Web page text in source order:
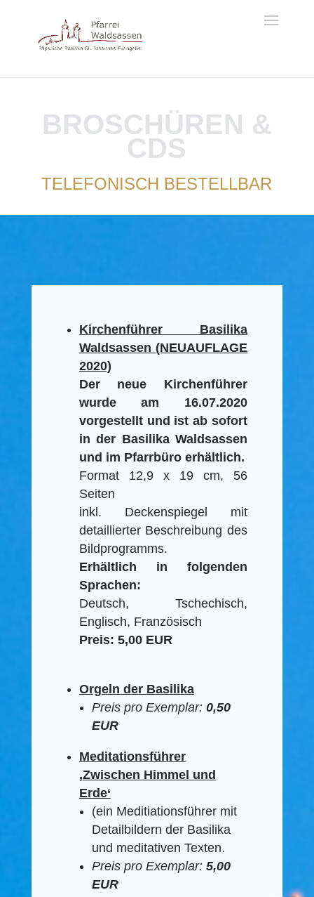
BROSCHÜREN &
CDS
TELEFONISCH BESTELLBAR
Kirchenführer Basilika
Waldsassen (NEUAUFLAGE
2020)
Der neue Kirchenführer
wurde am 16.07.2020
vorgestellt und ist ab sofort
in der Basilika Waldsassen
und im Pfarrbüro erhältlich.
Format 12,9 x 19 cm, 56
Seiten
inkl. Deckenspiegel mit
detaillierter Beschreibung des
Bildprogramms.
Erhältlich in folgenden
Sprachen:
Deutsch, Tschechisch,
Englisch, Französisch
Preis: 5,00 EUR
Orgeln der Basilika
Preis pro Exemplar:0,50
EUR
Meditationsführer
‚Zwischen Himmel und
Erde‘
(ein Meditiationsführer mit
Detailbildern der Basilika
und meditativen Texten.
Preis pro Exemplar: 5,00
EUR